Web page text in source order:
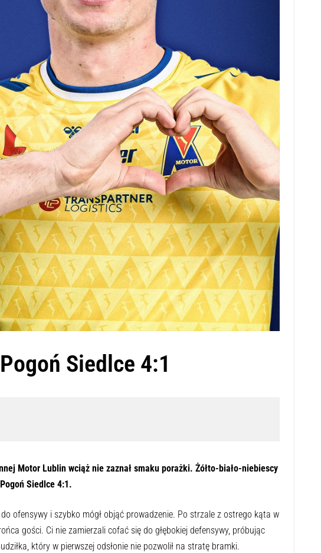
Siedlce 4:1
Motor Lublin wciąż nie zaznał smaku porażki. Żółto-biało-niebiescy
Siedlce 4:1.
ofensywy i szybko mógł objąć prowadzenie. Po strzale z ostrego kąta w
gości. Ci nie zamierzali cofać się do głębokiej defensywy, próbując
który w pierwszej odsłonie nie pozwolił na stratę bramki.